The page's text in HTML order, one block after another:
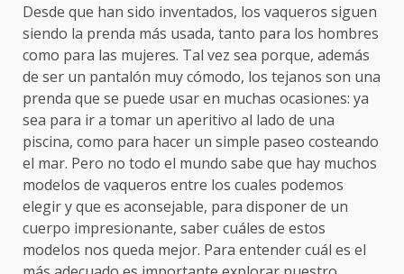
Desde que han sido inventados, los vaqueros siguen
siendo la prenda más usada, tanto para los hombres
como para las mujeres. Tal vez sea porque, además
de ser un pantalón muy cómodo, los tejanos son una
prenda que se puede usar en muchas ocasiones: ya
sea para ir a tomar un aperitivo al lado de una
piscina, como para hacer un simple paseo costeando
el mar. Pero no todo el mundo sabe que hay muchos
modelos de vaqueros entre los cuales podemos
elegir y que es aconsejable, para disponer de un
cuerpo impresionante, saber cuáles de estos
modelos nos queda mejor. Para entender cuál es el